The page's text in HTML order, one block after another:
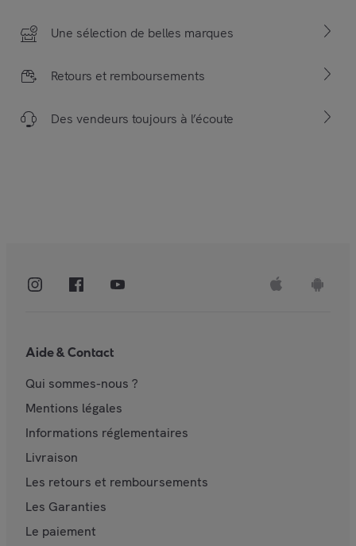
Une sélection de belles marques
Retours et remboursements
Des vendeurs toujours à l’écoute
Aide & Contact
Qui sommes-nous ?
Mentions légales
Informations réglementaires
Livraison
Les retours et remboursements
Les Garanties
Le paiement